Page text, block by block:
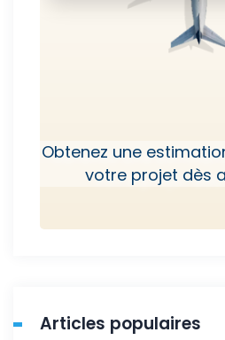
Obtenez une
votre projet dès
Articles populaires